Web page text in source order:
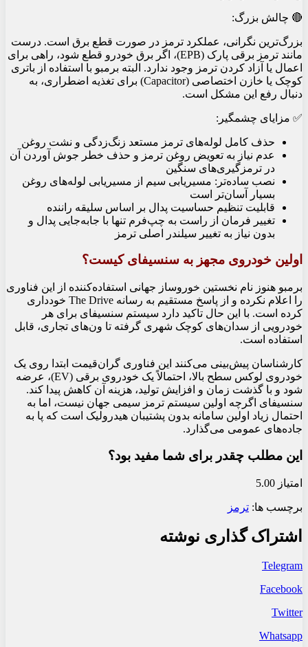
🔴 چالش بزرگ:
بزرگ‌ترین نگرانی، عملکرد ترمز در صورت قطع برق است. درست
مانند ترمز برقی پارک (EPB)، اگر برق خودرو قطع شود، راهی برای
اعمال یا آزاد کردن ترمز وجود ندارد. البته برمبو با استفاده از باتری
کوچک یا خازن اختصاصی (Capacitor) برای تغذیه اضطراری، به
دنبال رفع این مشکل است.
✅ مزایای چشمگیر:
حذف کامل لوله‌های ترمز مستعد زنگ‌زدگی و نشت روغن
عدم نیاز به تعویض روغن ترمز و حذف خطر جوش آوردن آن
در ترمزگیری‌های سنگین
نصب ساده‌تر: مسیریابی سیم از مسیریابی لوله‌های روغن
بسیار آسان‌تر است
قابلیت تنظیم حساسیت پدال بر اساس سلیقه راننده
تغییر فرمان از راست‌ به چپ‌فرم تنها با جابه‌جایی پدال و
بدون نیاز به تغییر سیلندر اصلی ترمز
اولین خودروی مجهز به سنسیفای کیست؟
برمبو هنوز نام نخستین خوروساز جهانی استفاده‌کننده از این فناوری
را اعلام نکرده و از پاسخ مستقیم به رسانه The Drive خودداری
کرده است. با این حال تاکید دارد سیستم سنسیفای برای هر
خودرویی از سدان‌های کوچک شهری گرفته تا ون‌های تجاری، قابل
استفاده است.
کارشناسان پیش‌بینی می‌کنند این فناوری گران‌قیمت ابتدا روی یک
خودروی لوکس سطح بالا، احتمالاً یک خودروی برقی (EV)، عرضه
شود و با گذشت زمان و افزایش تولید، هزینه آن کاهش پیدا کند.
سنسیفای اگرچه اولین سیستم ترمز سیمی جهان نیست، اما به
احتمال زیاد اولین سامانه بدون پشتیبان هیدرولیک است که پا به
جاده‌های عمومی می‌گذارد.
این مطلب چقدر برای شما مفید بود؟
امتیاز 5.00
برچسب ها: ترمز
اشتراک گذاری نوشته
Telegram
Facebook
Twitter
Whatsapp